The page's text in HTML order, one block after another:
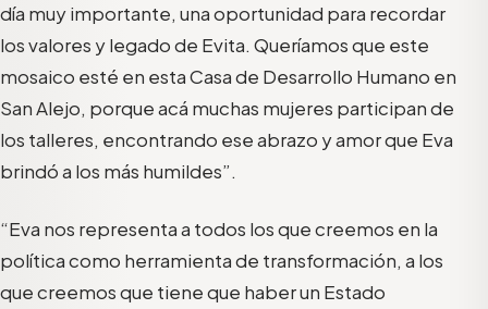
día muy importante, una oportunidad para recordar
los valores y legado de Evita. Queríamos que este
mosaico esté en esta Casa de Desarrollo Humano en
San Alejo, porque acá muchas mujeres participan de
los talleres, encontrando ese abrazo y amor que Eva
brindó a los más humildes”.
“Eva nos representa a todos los que creemos en la
política como herramienta de transformación, a los
que creemos que tiene que haber un Estado